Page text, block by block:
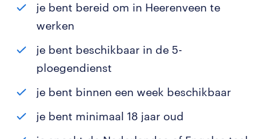
je bent bereid om in Heerenveen te
werken
je bent beschikbaar in de 5-
ploegendienst
je bent binnen een week beschikbaar
je bent minimaal 18 jaar oud